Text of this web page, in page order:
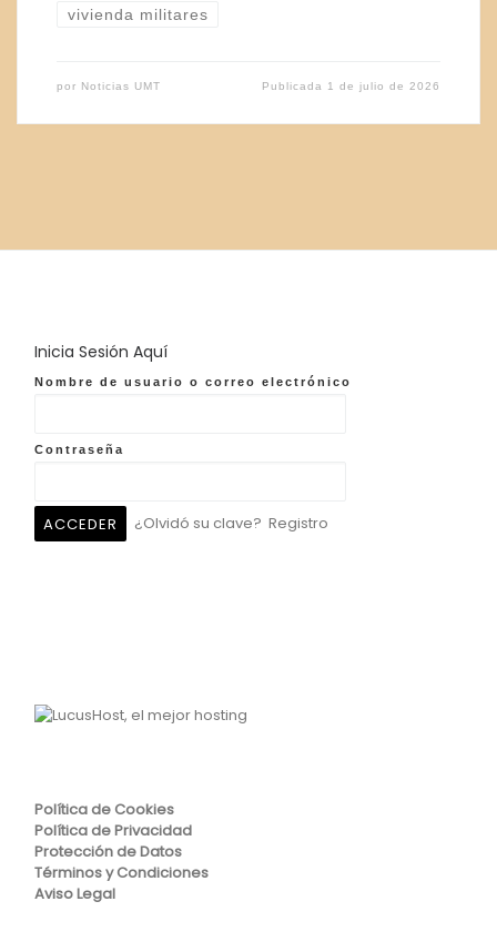
vivienda militares
por Noticias UMT Publicada 1 de julio de 2026
Inicia Sesión Aquí
Nombre de usuario o correo electrónico
Contraseña
¿Olvidó su clave? Registro
Política de Cookies
Política de Privacidad
Protección de Datos
Términos y Condiciones
Aviso Legal